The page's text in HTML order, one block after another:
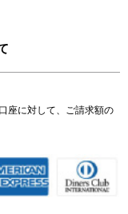
座に対して、ご請求額の